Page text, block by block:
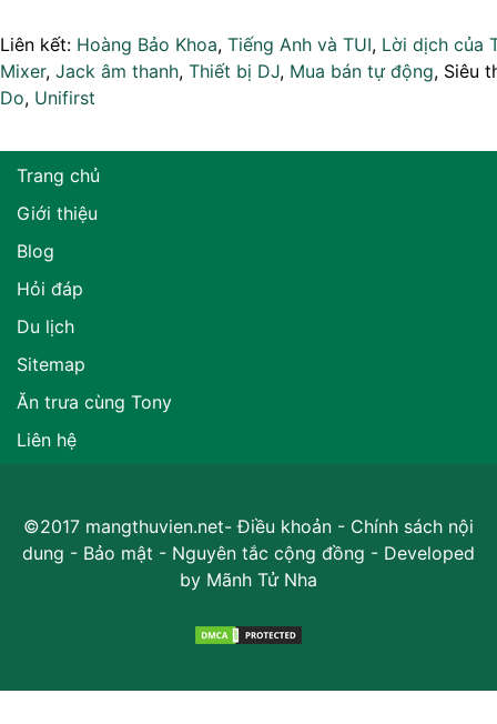
Liên kết: Hoàng Bảo Khoa, Tiếng Anh và TUI, Lời dịch của
Mixer, Jack âm thanh, Thiết bị DJ, Mua bán tự động, Siêu
Do, Unifirst
Trang chủ
Giới thiệu
Blog
Hỏi đáp
Du lịch
Sitemap
Ăn trưa cùng Tony
Liên hệ
©2017 mangthuvien.net-Điều khoản - Chính sách nội
dung - Bảo mật - Nguyên tắc cộng đồng - Developed
by Mãnh Tử Nha